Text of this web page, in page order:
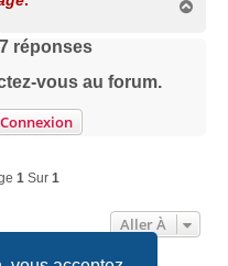
7 réponses
vous au forum.
Connexion
1 Sur 1
Aller À